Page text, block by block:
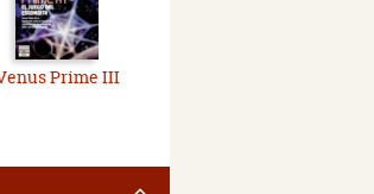
Prime III